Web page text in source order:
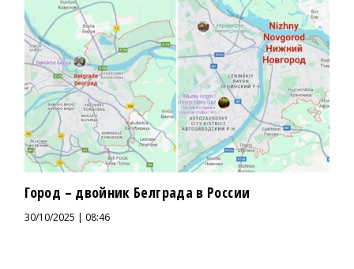
Город – двойник Белграда в России
30/10/2025 | 08:46